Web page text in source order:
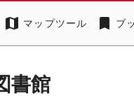
map マップツール bookmark ブ
書館